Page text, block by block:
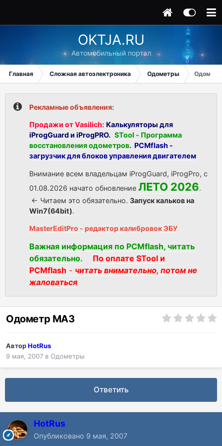
OKTJA.RU
Автомобильный портал
Главная Сложная автоэлектроника Одометры
Рекламные объявления:
Продажи от Vasilich: Калькуляторы для
iProgGuard и iProgPRO. STool - Программа
восстановления одометров. PCMflash -
загрузчик для блоков управления двигателем
Внимание всем владельцам iProgGuard, iProgPro, с
01.08.2026 начато обновление ЛЕТО 2026.
<- Читаем это обязательно. Запуск кальков на
Win7(64bit).
MasterEditPro - редактор калибровок ЭБУ
Важная информация по PCMflash, читать
обязательно.
По оплате STool и
PCMflash - читать внимательно, потом не
жаловаться
Одометр МАЗ
АвторHotRus
9 мая, 2007 в Одометры
Ответить
HotRus
Опубликовано 9 мая, 2007